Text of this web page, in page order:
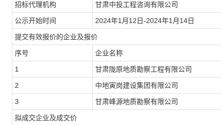
招标代理机构 甘肃中投工程咨询有限公司
公示开始时间 2024年1 月 12 日-2024年1 月 14日
提交有效报价的企业及报价
序号 企业名称
1 甘肃陇原地质勘察工程有限公司
2 中地寅岗建设集团有限公司
3 甘肃峰源地质勘察有限公司
拟成交企业及成交价